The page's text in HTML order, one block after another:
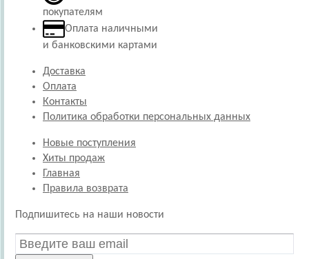
покупателям
Оплата наличными
и банковскими картами
Доставка
Оплата
Контакты
Политика обработки персональных данных
Новые поступления
Хиты продаж
Главная
Правила возврата
Подпишитесь на наши новости